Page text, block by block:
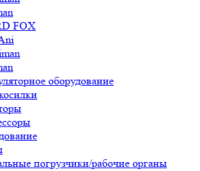
FOX
оборудование
погрузчики/рабочие органы